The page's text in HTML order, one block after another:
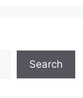
Search